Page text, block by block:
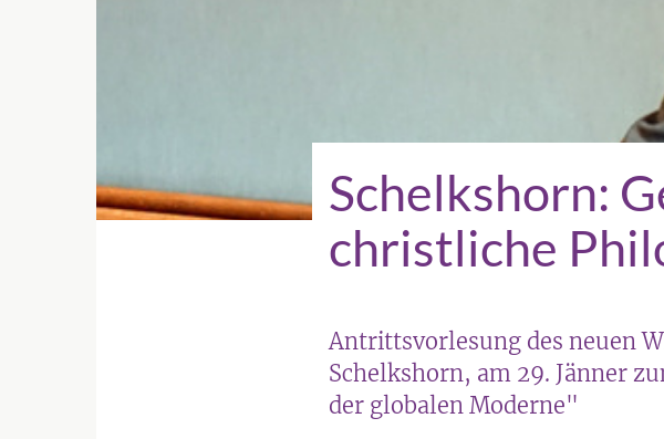
Schelkshorn:
christliche
Antrittsvorlesung des neuen
Schelkshorn, am 29. Jänner
der globalen Moderne"